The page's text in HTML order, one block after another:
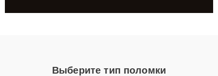
Выберите тип поломки